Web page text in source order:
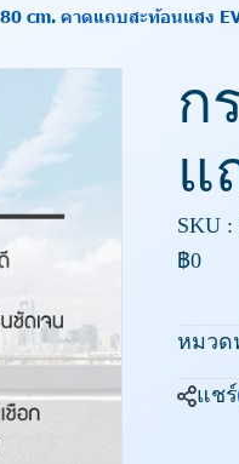
80 cm. คาดแถบสะท้อนแสง
ก
แ
SKU :
฿0
หมวด
แชร์